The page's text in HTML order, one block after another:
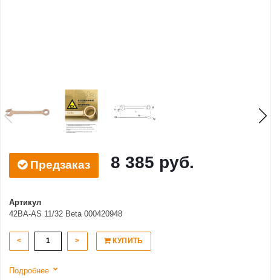
Предзаказ 8 385 руб.
Артикул
42BA-AS 11/32 Beta 000420948
< > КУПИТЬ
Подробнее